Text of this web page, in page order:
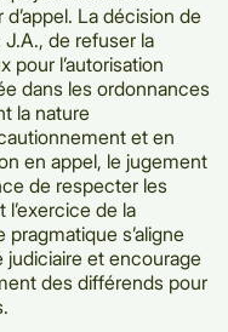
La décision de
J.A., de refuser la
pour l’autorisation
dans les ordonnances
la nature
et en
en appel, le jugement
de respecter les
de la
s’aligne
judiciaire et encourage
des différends pour